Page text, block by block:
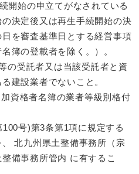
開始の申立てがなされている
決定後又は再生手続開始の決
を審査基準日とする経営事項
簿の登載者を除く。）。
の受託者又は当該受託者と資
建設業者でないこと。
資格者名簿の業者等級別格付
号)第3条第1項に規定する
北九州県土整備事務所（宗
備事務所管内 に有するこ